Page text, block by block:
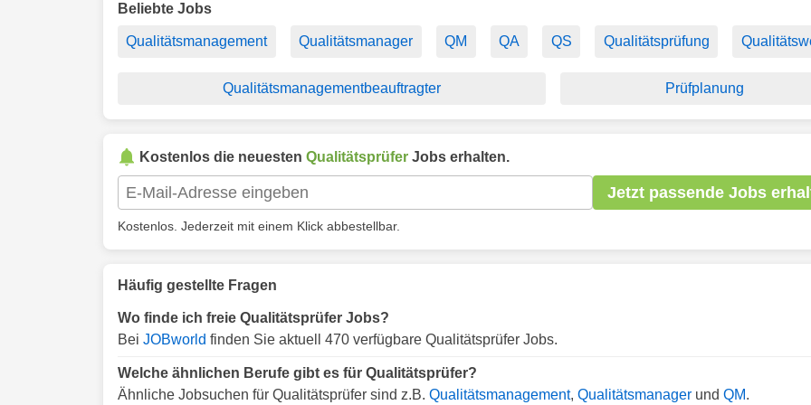
Beliebte Jobs
Qualitätsmanagement Qualitätsmanager QM QA QS Qualitätsprüfung
Qualitätsmanagementbeauftragter Prüfplanung
Kostenlos die neuesten Qualitätsprüfer Jobs erhalten.
Jetzt passende Jobs
Kostenlos. Jederzeit mit einem Klick abbestellbar.
Häufig gestellte Fragen
Wo finde ich freie Qualitätsprüfer Jobs?
Bei JOBworld finden Sie aktuell 470 verfügbare Qualitätsprüfer Jobs.
Welche ähnlichen Berufe gibt es für Qualitätsprüfer?
Ähnliche Jobsuchen für Qualitätsprüfer sind z.B. Qualitätsmanagement, Qualitätsmanager und QM.